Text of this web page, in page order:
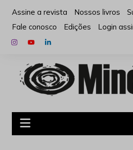
para
conteúdo
Assine a revista Nossos livros
Fale conosco
Edições Login